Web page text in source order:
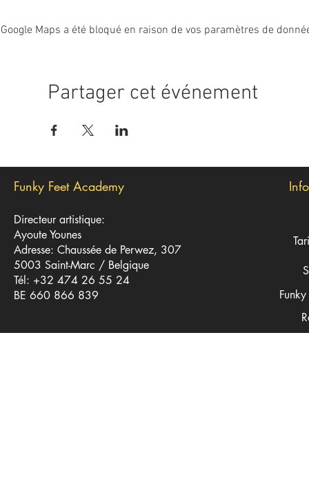
Google Maps a été bloqué en raison de vos paramètres de
Partager cet événement
Funky Feet Academy
Directeur artistique:
Ayoute Younes
Adresse: Chaussée de Perwez, 307
5003 Saint-Marc / Belgique
Tél: +32 474 26 55 24
BE 660 866 839